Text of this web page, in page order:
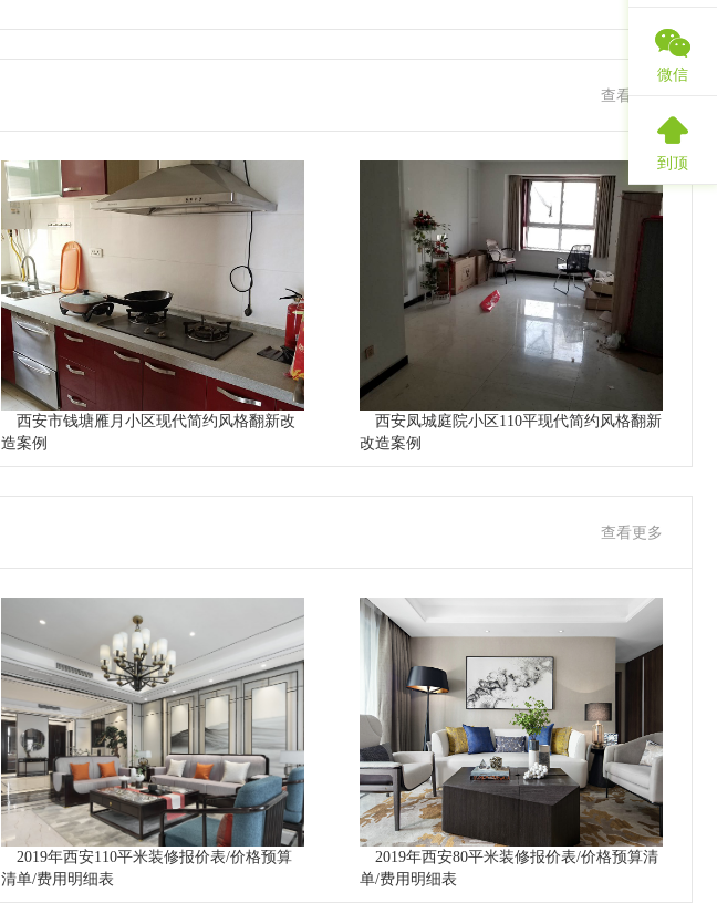
查看更多
西安市钱塘雁月小区现代简约风格翻新改
造案例
西安凤城庭院小区110平现代简约风格翻新
改造案例
查看更多
2019年西安110平米装修报价表/价格预算
清单/费用明细表
2019年西安80平米装修报价表/价格预算清
单/费用明细表
微信
到顶